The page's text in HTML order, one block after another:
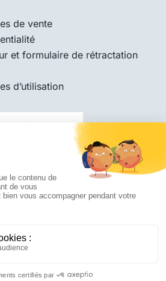
de vente
et formulaire de rétractation
d’utilisation
Médical|Tous droits réservés |